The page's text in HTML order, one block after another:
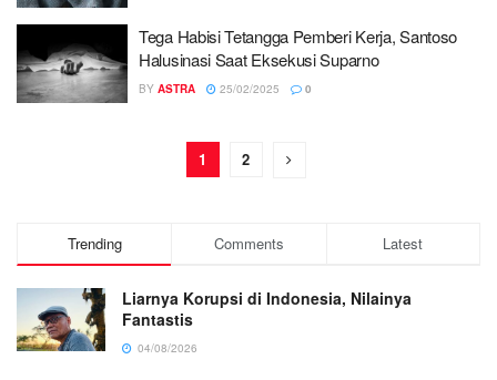
Tega Habisi Tetangga Pemberi Kerja, Santoso
Halusinasi Saat Eksekusi Suparno
BY ASTRA 25/02/2025 0
1 2
Trending Comments Latest
Liarnya Korupsi di Indonesia, Nilainya
Fantastis
04/08/2026